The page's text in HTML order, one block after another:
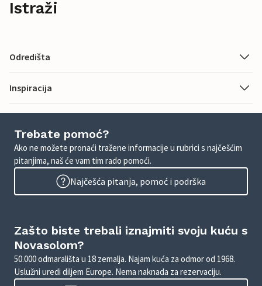
Istraži
Odredišta
Inspiracija
Trebate pomoć?
Ako ne možete pronaći tražene informacije u rubrici s najčešćim
pitanjima, naš će vam tim rado pomoći.
Najčešća pitanja, pomoć i podrška
Zašto biste trebali iznajmiti svoju kuću s
Novasolom?
50.000 odmarališta u 18 zemalja. Najam kuća za odmor od 1968.
Uslužni uredi diljem Europe. Nema naknada za rezervaciju.